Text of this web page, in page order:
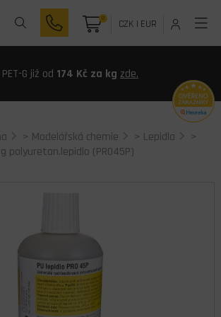
0 CZK| EUR
PET-G již od 174 Kč za kg zde.
> Modelářská chemie > Lepidla
>
g polyuretan.lepidlo (PRO45P)